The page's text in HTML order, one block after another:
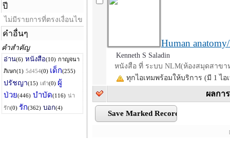
Human anatomy/
Kenneth S Saladin
หนังสือ ที่ ระบบ NLM(ห้องสมุดสาขา
ทุกไอเทมพร้อมให้บริการ (มี 1 ไอ
ผลกา